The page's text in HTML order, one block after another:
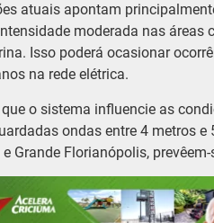
atuais apontam
moderada nas
Isso poderá ocasionar
na rede elétrica.
o sistema influencie as
ondas entre 4 metros
Grande Florianópolis,